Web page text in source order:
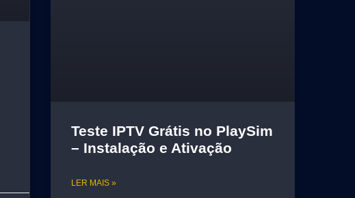
Teste IPTV Grátis no PlaySim
– Instalação e Ativação
LER MAIS »